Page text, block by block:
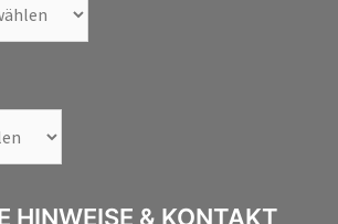
HINWEISE & KONTAKT